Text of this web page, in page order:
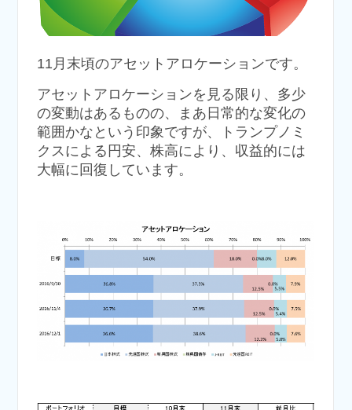
11月末頃のアセットアロケーションです。
アセットアロケーションを見る限り、多少
の変動はあるものの、まあ日常的な変化の
範囲かなという印象ですが、トランプノミ
クスによる円安、株高により、収益的には
大幅に回復しています。